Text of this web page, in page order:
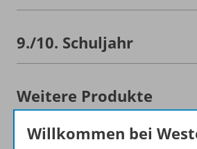
9./10. Schuljahr
Weitere Produkte
Willkommen bei